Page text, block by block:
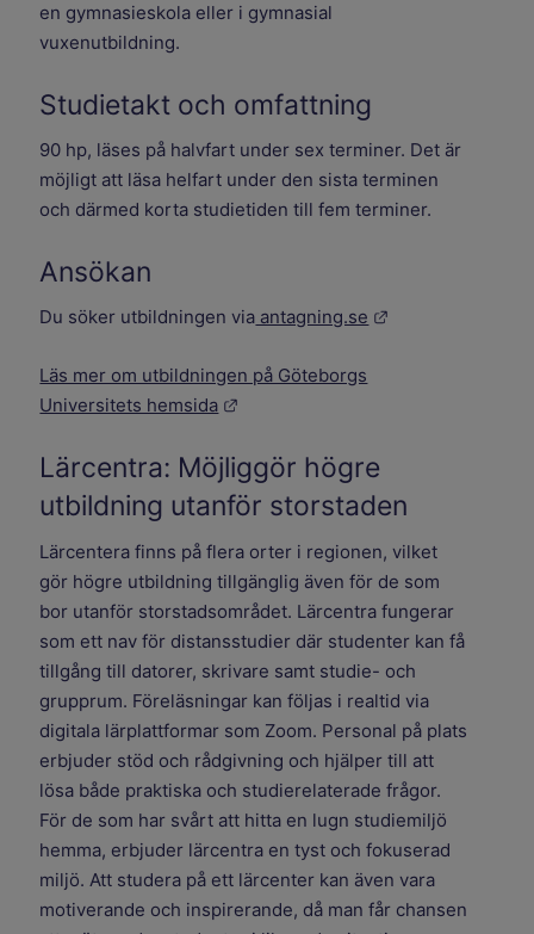
en gymnasieskola eller i gymnasial
vuxenutbildning.
Studietakt och omfattning
90 hp, läses på halvfart under sex terminer. Det är
möjligt att läsa helfart under den sista terminen
och därmed korta studietiden till fem terminer.
Ansökan
Du söker utbildningen via antagning.se
Läs mer om utbildningen på Göteborgs
Universitets hemsida
Lärcentra: Möjliggör högre
utbildning utanför storstaden
Lärcentera finns på flera orter i regionen, vilket
gör högre utbildning tillgänglig även för de som
bor utanför storstadsområdet. Lärcentra fungerar
som ett nav för distansstudier där studenter kan få
tillgång till datorer, skrivare samt studie- och
grupprum. Föreläsningar kan följas i realtid via
digitala lärplattformar som Zoom. Personal på plats
erbjuder stöd och rådgivning och hjälper till att
lösa både praktiska och studierelaterade frågor.
För de som har svårt att hitta en lugn studiemiljö
hemma, erbjuder lärcentra en tyst och fokuserad
miljö. Att studera på ett lärcenter kan även vara
motiverande och inspirerande, då man får chansen